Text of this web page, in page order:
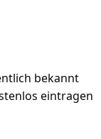
bekannt
eintragen